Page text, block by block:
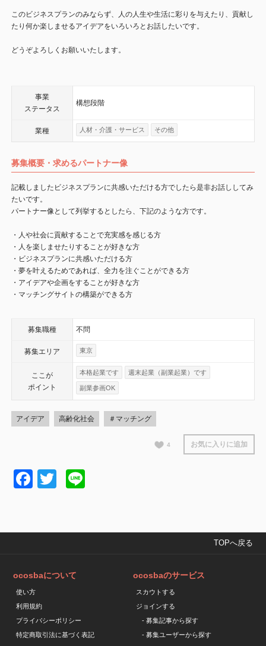
このビジネスプランのみならず、人の人生や生活に彩りを与えたり、貢献し
たり何か楽しませるアイデアをいろいろとお話したいです。
どうぞよろしくお願いいたします。
事業
ステータス
構想段階
業種 人材・介護・サービス その他
募集概要・求めるパートナー像
記載しましたビジネスプランに共感いただける方でしたら是非お話ししてみ
たいです。
パートナー像として列挙するとしたら、下記のような方です。
・人や社会に貢献することで充実感を感じる方
・人を楽しませたりすることが好きな方
・ビジネスプランに共感いただける方
・夢を叶えるためであれば、全力を注ぐことができる方
・アイデアや企画をすることが好きな方
・マッチングサイトの構築ができる方
募集職種 不問
募集エリア 東京
ここが
ポイント
本格起業です 週末起業（副業起業）です
副業参画OK
アイデア 高齢化社会 ＃マッチング
4 お気に入りに追加
Facebook
Twitter
TOPへ戻る
ocosbaについて
使い方
利用規約
プライバシーポリシー
特定商取引法に基づく表記
ocosbaのサービス
スカウトする
ジョインする
- 募集記事から探す
- 募集ユーザーから探す